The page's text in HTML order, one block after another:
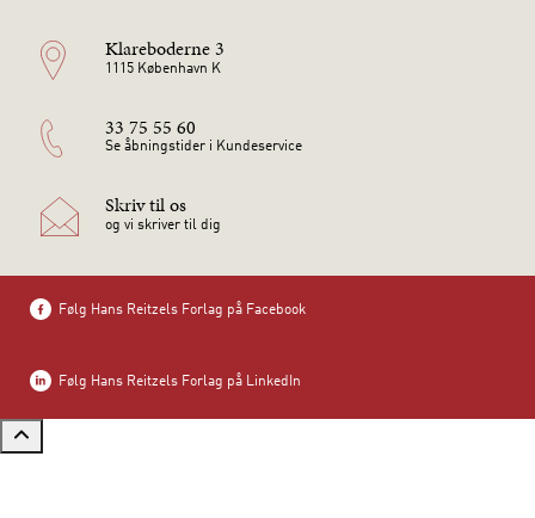
Klareboderne 3
1115 København K
33 75 55 60
Se åbningstider i Kundeservice
Skriv til os
og vi skriver til dig
Følg Hans Reitzels Forlag på Facebook
Følg Hans Reitzels Forlag på LinkedIn